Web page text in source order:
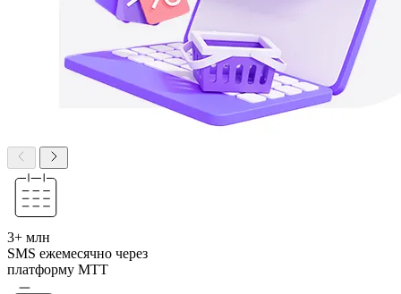
3+ млн
SMS ежемесячно через
платформу МТТ